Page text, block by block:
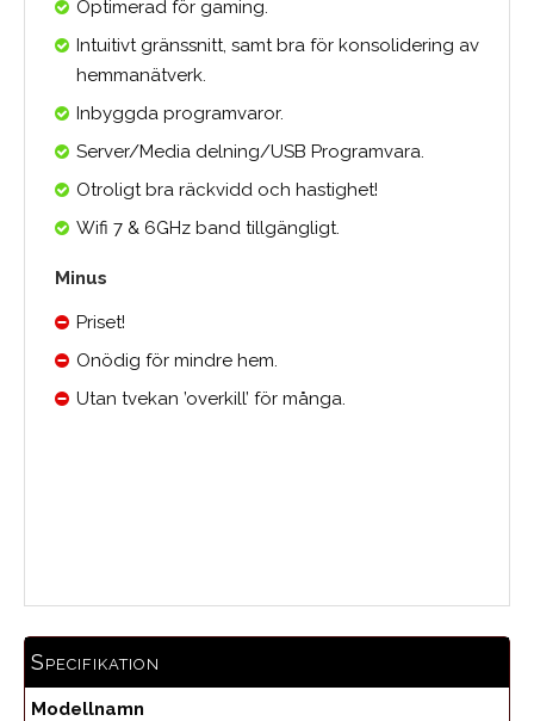
Optimerad för gaming.
Intuitivt gränssnitt, samt bra för konsolidering av
hemmanätverk.
Inbyggda programvaror.
Server/Media delning/USB Programvara.
Otroligt bra räckvidd och hastighet!
Wifi 7 & 6GHz band tillgängligt.
Minus
Priset!
Onödig för mindre hem.
Utan tvekan ’overkill’ för många.
Specifikation
Modellnamn